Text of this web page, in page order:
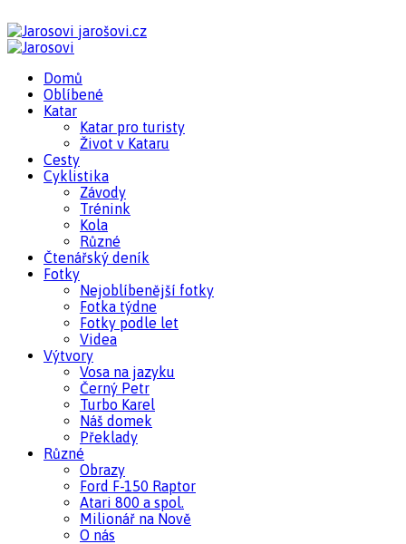
jarošovi.cz
Domů
Oblíbené
Katar
Katar pro turisty
Život v Kataru
Cesty
Cyklistika
Závody
Trénink
Kola
Různé
Čtenářský deník
Fotky
Nejoblíbenější fotky
Fotka týdne
Fotky podle let
Videa
Výtvory
Vosa na jazyku
Černý Petr
Turbo Karel
Náš domek
Překlady
Různé
Obrazy
Ford F-150 Raptor
Atari 800 a spol.
Milionář na Nově
O nás